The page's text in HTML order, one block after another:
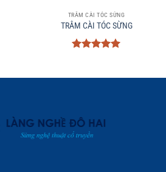
TRÂM CÀI TÓC SỪNG
TRÂM CÀI TÓC SỪNG
sao